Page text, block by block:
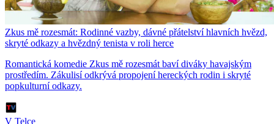
Zkus mě rozesmát: Rodinné vazby, dávné přátelství hlavních hvězd,
skryté odkazy a hvězdný tenista v roli herce
Romantická komedie Zkus mě rozesmát baví diváky havajským
prostředím. Zákulisí odkrývá propojení hereckých rodin i skryté
popkulturní odkazy.
V Telce